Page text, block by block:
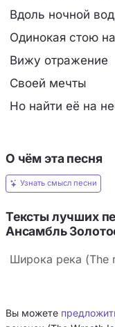
Вдоль ночной
Одинокая стою
Вижу отражение
Своей мечты
Но найти её на
О чём эта песня
Узнать смысл песни
Тексты лучших
Ансамбль
Широка река (The
Вы можете